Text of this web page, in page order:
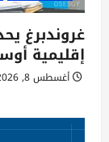
غروندبرغ
إقليمية
أغسطس 8, 2026